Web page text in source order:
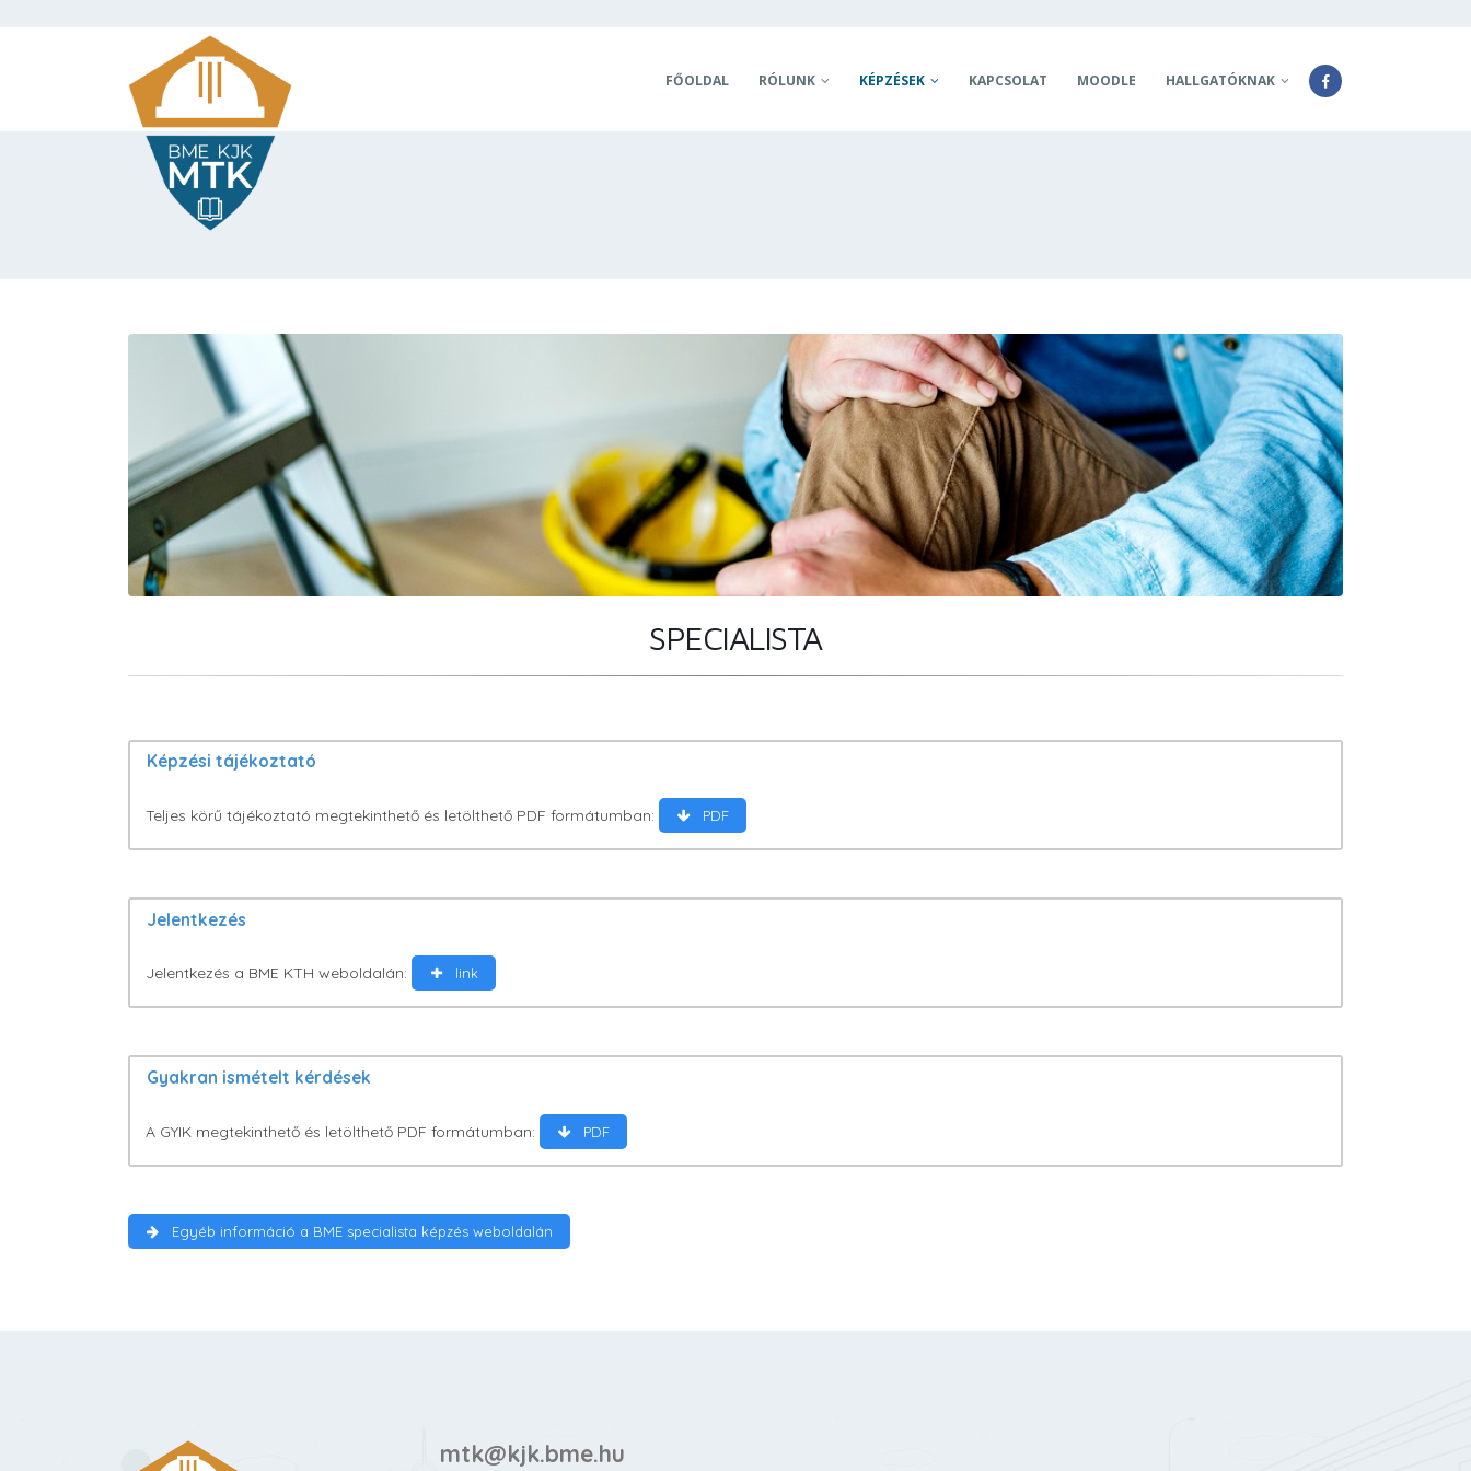
FŐOLDAL RÓLUNK KÉPZÉSEK KAPCSOLAT MOODLE HALLGATÓKNAK
SPECIALISTA
Képzési tájékoztató
Teljes körű tájékoztató megtekinthető és letölthető PDF formátumban: PDF
Jelentkezés
Jelentkezés a BME KTH weboldalán: link
Gyakran ismételt kérdések
A GYIK megtekinthető és letölthető PDF formátumban: PDF
Egyéb információ a BME specialista képzés weboldalán
mtk@kjk.bme.hu